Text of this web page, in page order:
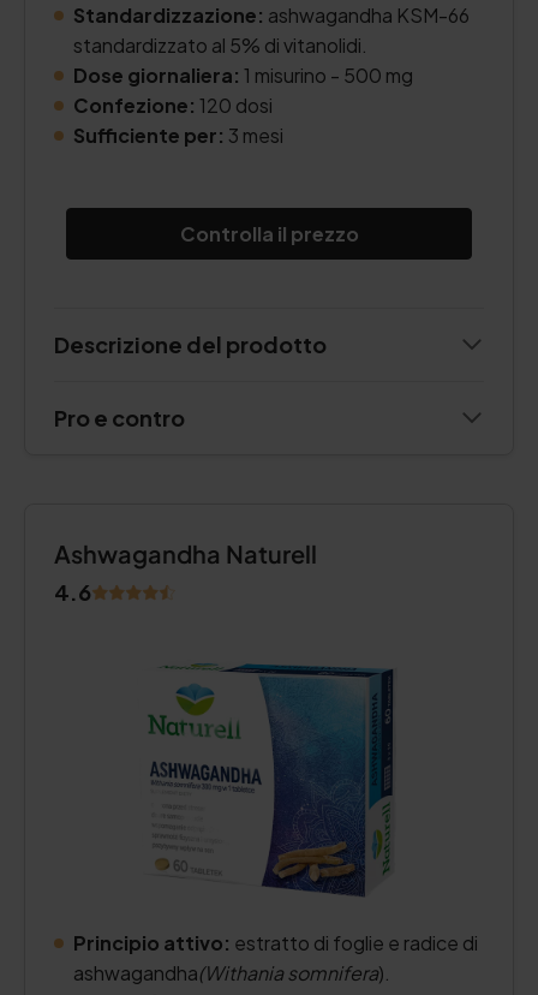
Standardizzazione: ashwagandha KSM-66
standardizzato al 5% di vitanolidi.
Dose giornaliera: 1 misurino - 500 mg
Confezione: 120 dosi
Sufficiente per: 3 mesi
Controlla il prezzo
Descrizione del prodotto
Pro e contro
Ashwagandha Naturell
4.6
Principio attivo: estratto di foglie e radice di
ashwagandha(Withania somnifera).